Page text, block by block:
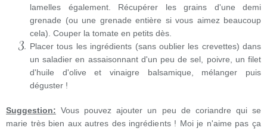
lamelles également. Récupérer les grains d'une demi
grenade (ou une grenade entière si vous aimez beaucoup
cela). Couper la tomate en petits dès.
Placer tous les ingrédients (sans oublier les crevettes) dans
un saladier en assaisonnant d'un peu de sel, poivre, un filet
d'huile d'olive et vinaigre balsamique, mélanger puis
déguster !
Suggestion: Vous pouvez ajouter un peu de coriandre qui se
marie très bien aux autres des ingrédients ! Moi je n'aime pas ça